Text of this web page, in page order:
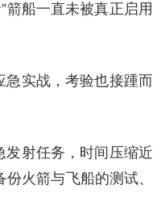
箭船一直未被真正启用
急实战，考验也接踵而
发射任务，时间压缩近
火箭与飞船的测试、